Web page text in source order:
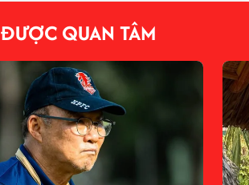
ĐƯỢC QUAN TÂM